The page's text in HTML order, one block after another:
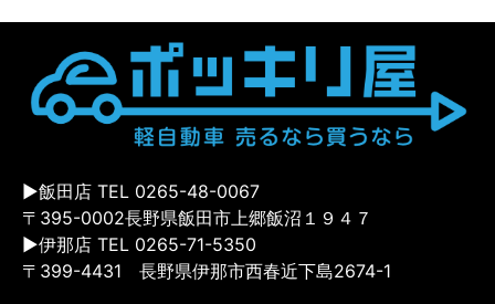
▶飯田店 TEL 0265-48-0067
〒395-0002長野県飯田市上郷飯沼１９４７
▶伊那店 TEL 0265-71-5350
〒399-4431 長野県伊那市西春近下島2674-1